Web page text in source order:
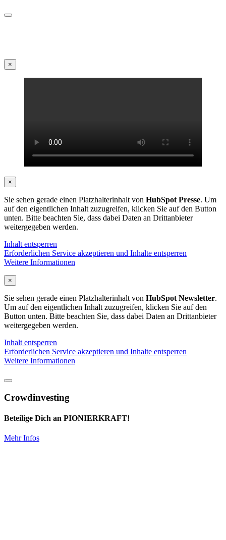
×
×
Sie sehen gerade einen Platzhalterinhalt von HubSpot Presse. Um
auf den eigentlichen Inhalt zuzugreifen, klicken Sie auf den Button
unten. Bitte beachten Sie, dass dabei Daten an Drittanbieter
weitergegeben werden.
Inhalt entsperren
Erforderlichen Service akzeptieren und Inhalte entsperren
Weitere Informationen
×
Sie sehen gerade einen Platzhalterinhalt von HubSpot Newsletter.
Um auf den eigentlichen Inhalt zuzugreifen, klicken Sie auf den
Button unten. Bitte beachten Sie, dass dabei Daten an Drittanbieter
weitergegeben werden.
Inhalt entsperren
Erforderlichen Service akzeptieren und Inhalte entsperren
Weitere Informationen
Crowdinvesting
Beteilige Dich an PIONIERKRAFT!
Mehr Infos